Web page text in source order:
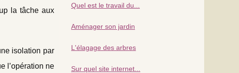
la tâche aux
isolation par
l’opération ne
Quel est le travail du...
Aménager son jardin
L'élagage des arbres
Sur quel site internet...